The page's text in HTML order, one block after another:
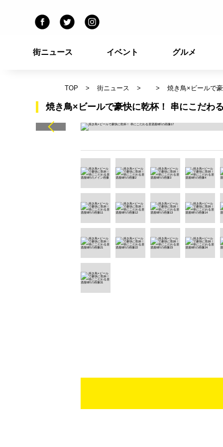
街ニュース イベント グルメ
TOP 街ニュース 焼き鳥×ビールで
焼き鳥×ビールで豪快に乾杯！ 串にこだわ